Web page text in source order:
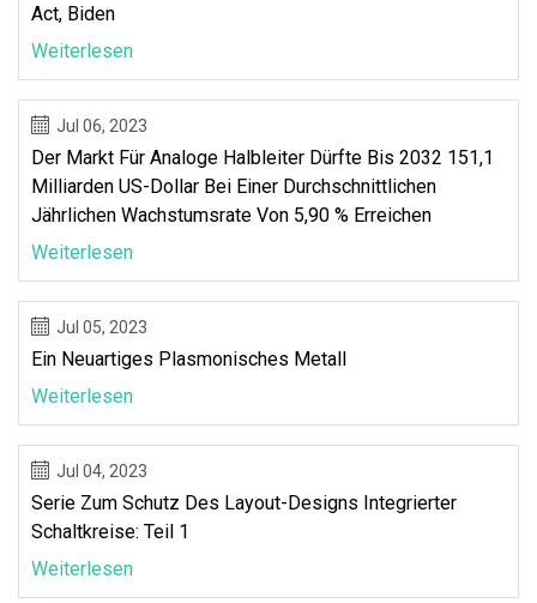
Act, Biden
Weiterlesen
Jul 06, 2023
Der Markt Für Analoge Halbleiter Dürfte Bis 2032 151,1
Milliarden US-Dollar Bei Einer Durchschnittlichen
Jährlichen Wachstumsrate Von 5,90 % Erreichen
Weiterlesen
Jul 05, 2023
Ein Neuartiges Plasmonisches Metall
Weiterlesen
Jul 04, 2023
Serie Zum Schutz Des Layout-Designs Integrierter
Schaltkreise: Teil 1
Weiterlesen